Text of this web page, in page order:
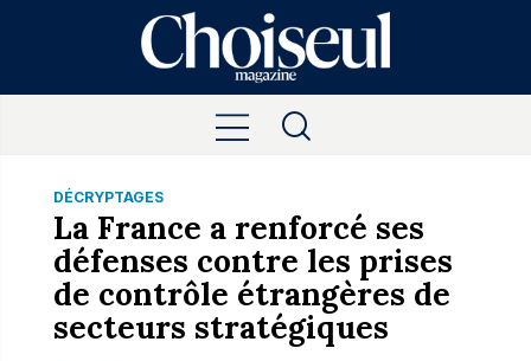
DÉCRYPTAGES
La France a renforcé ses
défenses contre les prises
de contrôle étrangères de
secteurs stratégiques